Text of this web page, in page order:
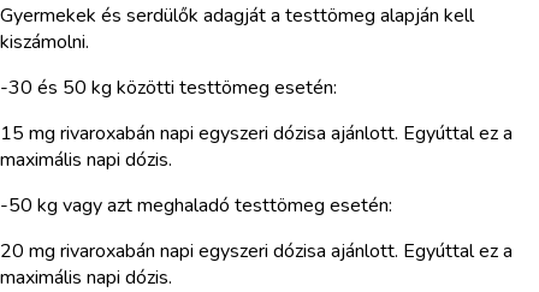
Gyermekek és serdülők adagját a testtömeg alapján kell
kiszámolni.
-30 és 50 kg közötti testtömeg esetén:
15 mg rivaroxabán napi egyszeri dózisa ajánlott. Egyúttal ez a
maximális napi dózis.
-50 kg vagy azt meghaladó testtömeg esetén:
20 mg rivaroxabán napi egyszeri dózisa ajánlott. Egyúttal ez a
maximális napi dózis.